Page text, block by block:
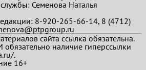
Семенова Наталья
8-920-265-66-14, 8 (4712)
сайта ссылка обязательна.
наличие гиперссылки
.
16+